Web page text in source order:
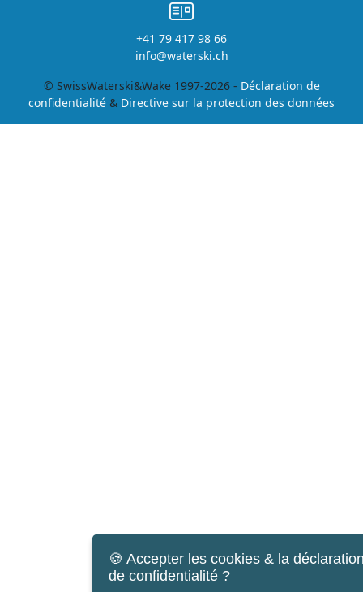
+41 79 417 98 66
info@waterski.ch
© SwissWaterski&Wake 1997-2026 - Déclaration de
confidentialité & Directive sur la protection des données
🍪 Accepter les cookies & la
de confidentialité ?